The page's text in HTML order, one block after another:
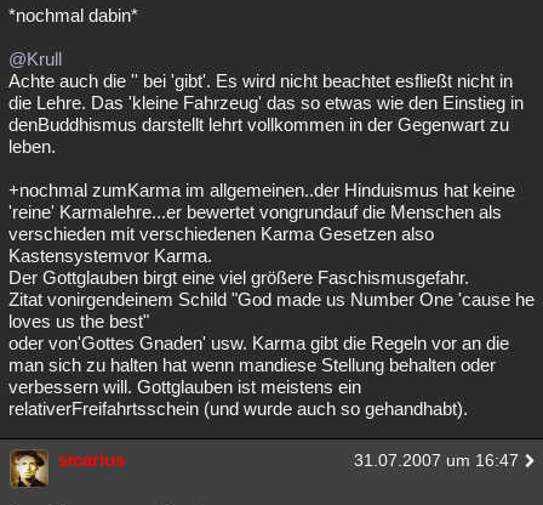
*nochmal dabin*
@Krull
Achte auch die '' bei 'gibt'. Es wird nicht beachtet esfließt nicht in
die Lehre. Das 'kleine Fahrzeug' das so etwas wie den Einstieg in
denBuddhismus darstellt lehrt vollkommen in der Gegenwart zu
leben.
+nochmal zumKarma im allgemeinen..der Hinduismus hat keine
'reine' Karmalehre...er bewertet vongrundauf die Menschen als
verschieden mit verschiedenen Karma Gesetzen also
Kastensystemvor Karma.
Der Gottglauben birgt eine viel größere Faschismusgefahr.
Zitat vonirgendeinem Schild "God made us Number One 'cause he
loves us the best"
oder von'Gottes Gnaden' usw. Karma gibt die Regeln vor an die
man sich zu halten hat wenn mandiese Stellung behalten oder
verbessern will. Gottglauben ist meistens ein
relativerFreifahrtsschein (und wurde auch so gehandhabt).
sicarius 31.07.2007 um 16:47